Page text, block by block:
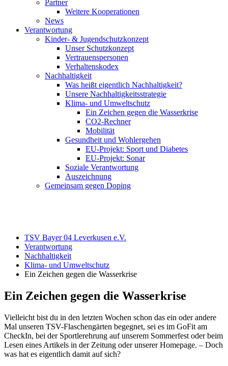
Partner
Weitere Kooperationen
News
Verantwortung
Kinder- & Jugendschutzkonzept
Unser Schutzkonzept
Vertrauenspersonen
Verhaltenskodex
Nachhaltigkeit
Was heißt eigentlich Nachhaltigkeit?
Unsere Nachhaltigkeitsstrategie
Klima- und Umweltschutz
Ein Zeichen gegen die Wasserkrise
CO2-Rechner
Mobilität
Gesundheit und Wohlergehen
EU-Projekt: Sport und Diabetes
EU-Projekt: Sonar
Soziale Verantwortung
Auszeichnung
Gemeinsam gegen Doping
TSV Bayer 04 Leverkusen e.V.
Verantwortung
Nachhaltigkeit
Klima- und Umweltschutz
Ein Zeichen gegen die Wasserkrise
Ein Zeichen gegen die Wasserkrise
Vielleicht bist du in den letzten Wochen schon das ein oder andere
Mal unseren TSV-Flaschengärten begegnet, sei es im GoFit am
CheckIn, bei der Sportlerehrung auf unserem Sommerfest oder beim
Lesen eines Artikels in der Zeitung oder unserer Homepage. – Doch
was hat es eigentlich damit auf sich?